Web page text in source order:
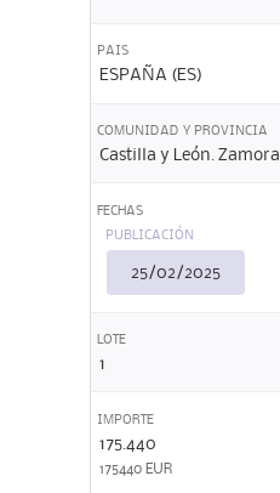
PAIS
ESPAÑA (ES)
COMUNIDAD Y PROVINCIA
Castilla y León. Zamora
FECHAS
PUBLICACIÓN
25/02/2025
LOTE
1
IMPORTE
175.440
175440 EUR